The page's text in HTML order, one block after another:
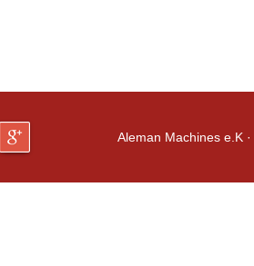
Aleman Machines e.K